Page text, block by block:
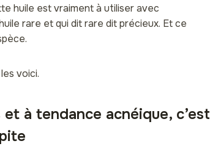
huile est vraiment à utiliser avec
rare et qui dit rare dit précieux. Et ce
voici.
à tendance acnéique, c’est